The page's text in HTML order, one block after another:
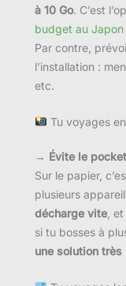
à 10 Go. C’est
budget au Japon
Par contre,
l’installation :
etc.
Tu voyages
→ Évite le
Sur le papier,
plusieurs
décharge vite ,
si tu bosses à
une solution